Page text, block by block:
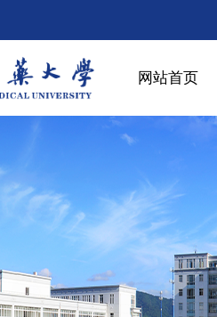
网站首页